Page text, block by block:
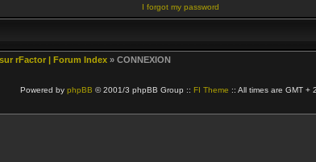
I forgot my password
rFactor | Forum Index » CONNEXION
Powered by phpBB © 2001/3 phpBB Group :: FI Theme :: All times are GMT +